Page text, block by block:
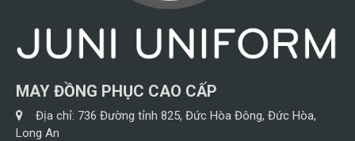
MAY ĐỒNG PHỤC CAO CẤP
Địa chỉ: 736 Đường tỉnh 825, Đức Hòa Đông, Đức Hòa,
Long An